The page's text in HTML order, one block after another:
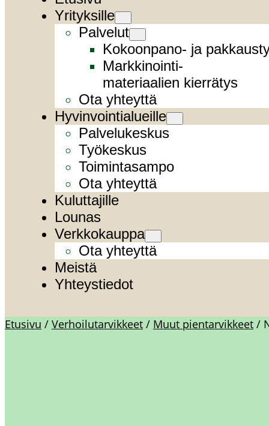
Yrityksille
Palvelut
Kokoonpano- ja
Markkinointi-
materiaalien kierrätys
Ota yhteyttä
Hyvinvointialueille
Palvelukeskus
Työkeskus
Toimintasampo
Ota yhteyttä
Kuluttajille
Lounas
Verkkokauppa
Ota yhteyttä
Meistä
Yhteystiedot
Etusivu / Verhoilutarvikkeet / Muut pientarvikkeet /